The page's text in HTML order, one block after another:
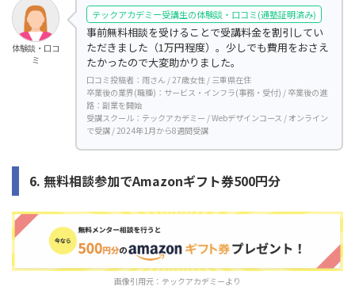
体験談・口コ
ミ
テックアカデミー受講生の体験談・口コミ(通塾証明済み)
事前無料相談を受けることで受講料金を割引してい
ただきました（1万円程度）。少しでも費用をおさえ
たかったので大変助かりました。
口コミ投稿者：雨さん / 27歳女性 / 三重県在住
卒業後の業界(職種)：サービス・インフラ(事務・受付) / 卒業後の進
路：副業を開始
受講スクール：テックアカデミー / Webデザインコース / オンライン
で受講 / 2024年1月から8週間受講
6. 無料相談参加でAmazonギフト券500円分
画像引用元： テックアカデミーより